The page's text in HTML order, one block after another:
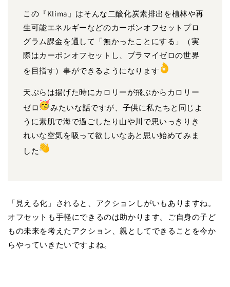
この『Klima』はそんな二酸化炭素排出を植林や再
生可能エネルギーなどのカーボンオフセットプロ
グラム課金を通して「無かったことにする」（実
際はカーボンオフセットし、プラマイゼロの世界
を目指す）事ができるようになります
天ぷらは揚げた時にカロリーが飛ぶからカロリー
ゼロ
みたいな話ですが、子供に私たちと同じよ
うに素肌で海で過ごしたり山や川で思いっきりき
れいな空気を吸って欲しいなあと思い始めてみま
した
「見える化」されると、アクションしがいもありますね。
オフセットも手軽にできるのは助かります。ご自身の子ど
もの未来を考えたアクション、親としてできることを今か
らやっていきたいですよね。